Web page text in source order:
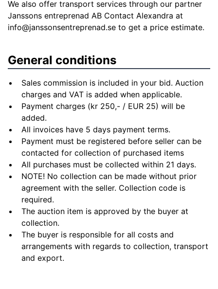
We also offer transport services through our partner
Janssons entreprenad AB Contact Alexandra at
info@janssonsentreprenad.se to get a price estimate.
General conditions
Sales commission is included in your bid. Auction
charges and VAT is added when applicable.
Payment charges (kr 250,- / EUR 25) will be
added.
All invoices have 5 days payment terms.
Payment must be registered before seller can be
contacted for collection of purchased items
All purchases must be collected within 21 days.
NOTE! No collection can be made without prior
agreement with the seller. Collection code is
required.
The auction item is approved by the buyer at
collection.
The buyer is responsible for all costs and
arrangements with regards to collection, transport
and export.